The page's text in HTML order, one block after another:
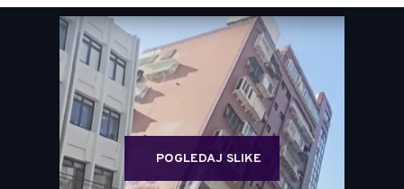
POGLEDAJ SLIKE